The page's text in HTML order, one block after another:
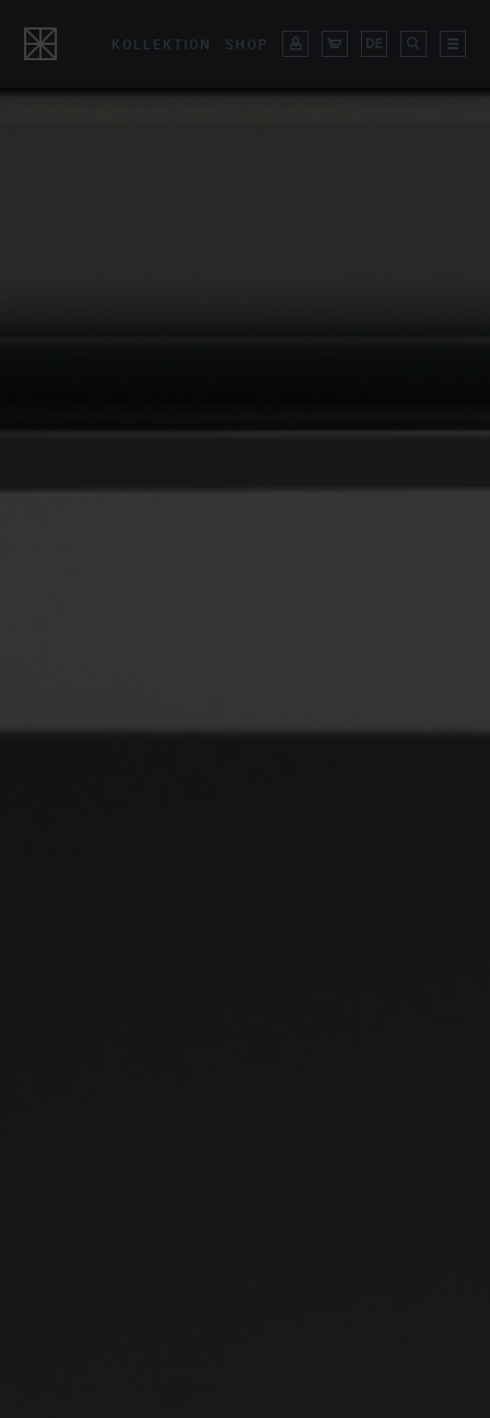
KOLLEKTION SHOP